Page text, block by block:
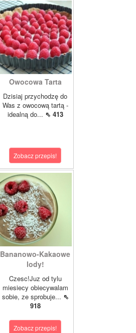
Owocowa Tarta
Dzisiaj przychodzę do
Was z owocową tartą -
idealną do... ⇖ 413
Zobacz przepis!
Bananowo-Kakaowe
lody!
Czesc!Juz od tylu
miesiecy obiecywalam
sobie, ze sprobuje... ⇖
918
Zobacz przepis!